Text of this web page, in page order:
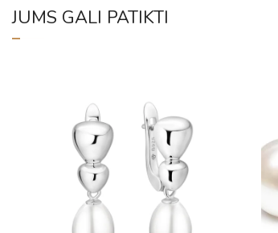
JUMS GALI PATIKTI